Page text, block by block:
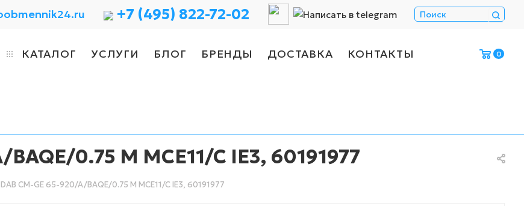
+7 (495) 822-72-02
КАТАЛОГ УСЛУГИ БЛОГ БРЕНДЫ ДОСТАВКА КОНТАКТЫ 0
0.75 M MCE11/C IE3, 60191977
CM-GE 65-920/A/BAQE/0.75 M MCE11/C IE3, 60191977